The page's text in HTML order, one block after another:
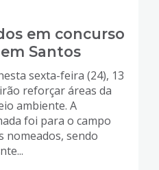
em concurso
Santos
sexta-feira (24), 13
reforçar áreas da
ambiente. A
foi para o campo
nomeados, sendo